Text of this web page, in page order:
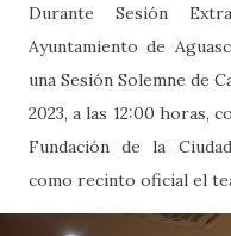
Durante Sesión
Ayuntamiento de
una Sesión Solemne de
2023, a las 12:00 horas,
Fundación de la
como recinto oficial el